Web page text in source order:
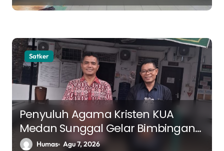
Satker
Penyuluh Agama Kristen KUA
Medan Sunggal Gelar Bimbingan
Rohani di RSJ Bina Karsa Medan
Humas Agu 7, 2026